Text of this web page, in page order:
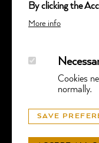
© GGTL LABORATORIES
PROTECTION DES
By clicking the
More info
Cookies
normally.
SAVE